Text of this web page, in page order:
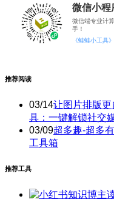
微信小程
微信端专业计
手！
《蛙蛙小工具》
推荐阅读
03/14让图片排版
具：一键解锁社交
03/09超多趣-超多
工具箱
推荐工具